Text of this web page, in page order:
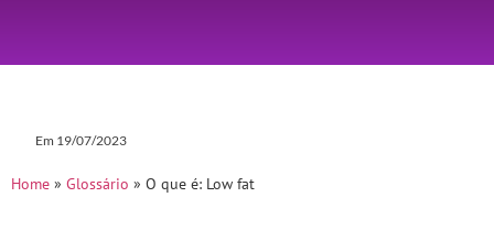
Em 19/07/2023
Home » Glossário » O que é: Low fat